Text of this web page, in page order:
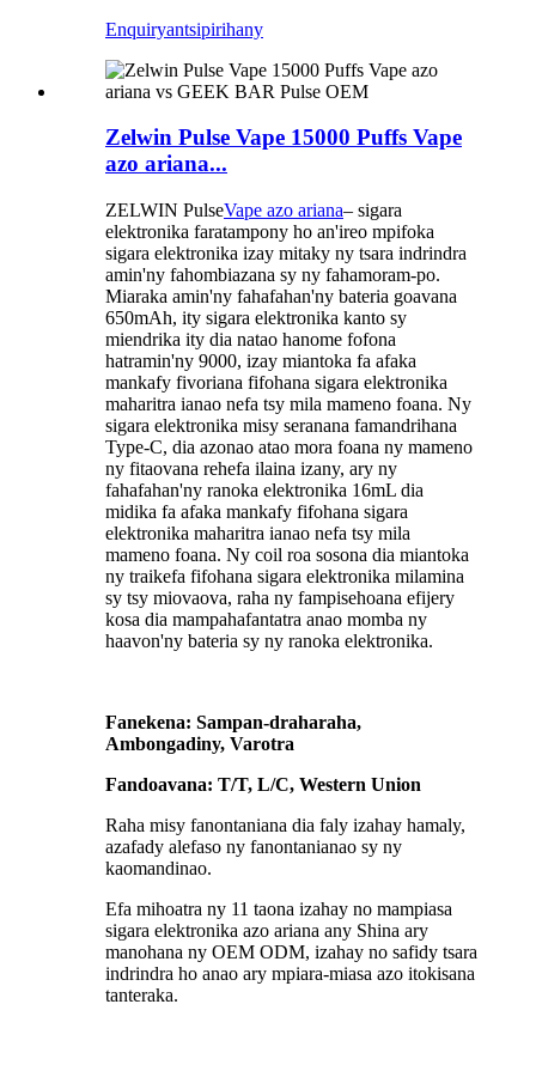
Enquiryantsipirihany
Zelwin Pulse Vape 15000 Puffs Vape
azo ariana...
ZELWIN PulseVape azo ariana– sigara
elektronika faratampony ho an'ireo mpifoka
sigara elektronika izay mitaky ny tsara indrindra
amin'ny fahombiazana sy ny fahamoram-po.
Miaraka amin'ny fahafahan'ny bateria goavana
650mAh, ity sigara elektronika kanto sy
miendrika ity dia natao hanome fofona
hatramin'ny 9000, izay miantoka fa afaka
mankafy fivoriana fifohana sigara elektronika
maharitra ianao nefa tsy mila mameno foana. Ny
sigara elektronika misy seranana famandrihana
Type-C, dia azonao atao mora foana ny mameno
ny fitaovana rehefa ilaina izany, ary ny
fahafahan'ny ranoka elektronika 16mL dia
midika fa afaka mankafy fifohana sigara
elektronika maharitra ianao nefa tsy mila
mameno foana. Ny coil roa sosona dia miantoka
ny traikefa fifohana sigara elektronika milamina
sy tsy miovaova, raha ny fampisehoana efijery
kosa dia mampahafantatra anao momba ny
haavon'ny bateria sy ny ranoka elektronika.
Fanekena: Sampan-draharaha,
Ambongadiny, Varotra
Fandoavana: T/T, L/C, Western Union
Raha misy fanontaniana dia faly izahay hamaly,
azafady alefaso ny fanontanianao sy ny
kaomandinao.
Efa mihoatra ny 11 taona izahay no mampiasa
sigara elektronika azo ariana any Shina ary
manohana ny OEM ODM, izahay no safidy tsara
indrindra ho anao ary mpiara-miasa azo itokisana
tanteraka.